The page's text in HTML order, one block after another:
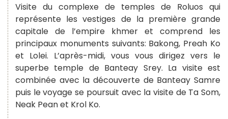
Visite du complexe de temples de Roluos qui
représente les vestiges de la première grande
capitale de l’empire khmer et comprend les
principaux monuments suivants: Bakong, Preah Ko
et Lolei. L’après-midi, vous vous dirigez vers le
superbe temple de Banteay Srey. La visite est
combinée avec la découverte de Banteay Samre
puis le voyage se poursuit avec la visite de Ta Som,
Neak Pean et Krol Ko.